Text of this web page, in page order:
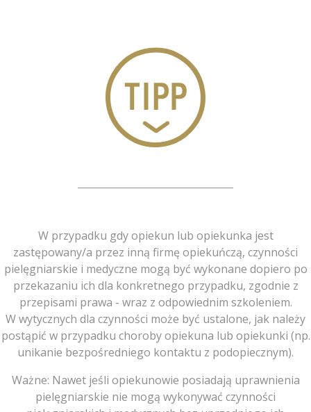
W przypadku gdy opiekun lub opiekunka jest
zastępowany/a przez inną firmę opiekuńczą, czynności
pielęgniarskie i medyczne mogą być wykonane dopiero po
przekazaniu ich dla konkretnego przypadku, zgodnie z
przepisami prawa - wraz z odpowiednim szkoleniem.
W wytycznych dla czynności może być ustalone, jak należy
postąpić w przypadku choroby opiekuna lub opiekunki (np.
unikanie bezpośredniego kontaktu z podopiecznym).
Ważne: Nawet jeśli opiekunowie posiadają uprawnienia
pielęgniarskie nie mogą wykonywać czynności